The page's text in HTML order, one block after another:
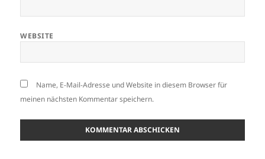
WEBSITE
Name, E-Mail-Adresse und Website in diesem Browser für
meinen nächsten Kommentar speichern.